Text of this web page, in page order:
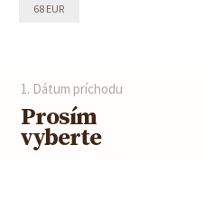
68 EUR
1. Dátum príchodu
Prosím
vyberte